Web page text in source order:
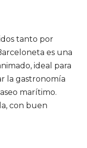
tanto por
es una
ideal para
la gastronomía
marítimo.
con buen